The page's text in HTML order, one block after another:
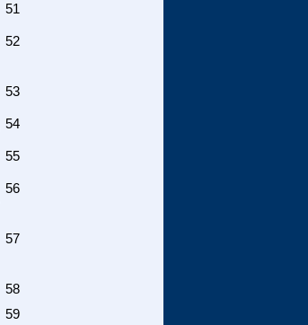
51
52
53
54
55
56
57
58
59